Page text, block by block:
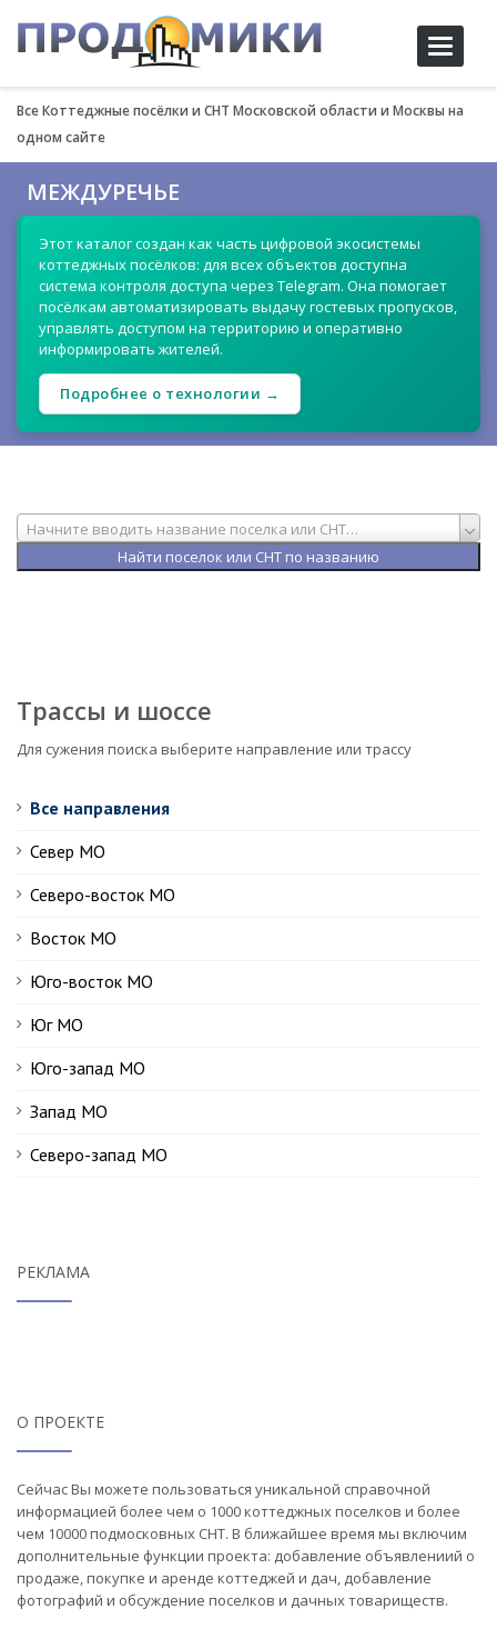
Toggle
Все Коттеджные посёлки и СНТ Московской области и Москвы на
одном сайте
МЕЖДУРЕЧЬЕ
Этот каталог создан как часть цифровой экосистемы
коттеджных посёлков: для всех объектов доступна
система контроля доступа через Telegram. Она помогает
посёлкам автоматизировать выдачу гостевых пропусков,
управлять доступом на территорию и оперативно
информировать жителей.
Подробнее о технологии →
Начните вводить название поселка или СНТ…
Трассы и шоссе
Для сужения поиска выберите направление или трассу
Все направления
Север МО
Северо-восток МО
Восток МО
Юго-восток МО
Юг МО
Юго-запад МО
Запад МО
Северо-запад МО
РЕКЛАМА
О ПРОЕКТЕ
Сейчас Вы можете пользоваться уникальной справочной
информацией более чем о 1000 коттеджных поселков и более
чем 10000 подмосковных СНТ. В ближайшее время мы включим
дополнительные функции проекта: добавление объявлениий о
продаже, покупке и аренде коттеджей и дач, добавление
фотографий и обсуждение поселков и дачных товариществ.